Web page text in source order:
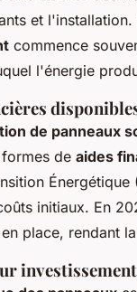
et
commence
l'énergie
de panneaux
de aides
Énergétique
initiaux. En
place, rendant
investissement